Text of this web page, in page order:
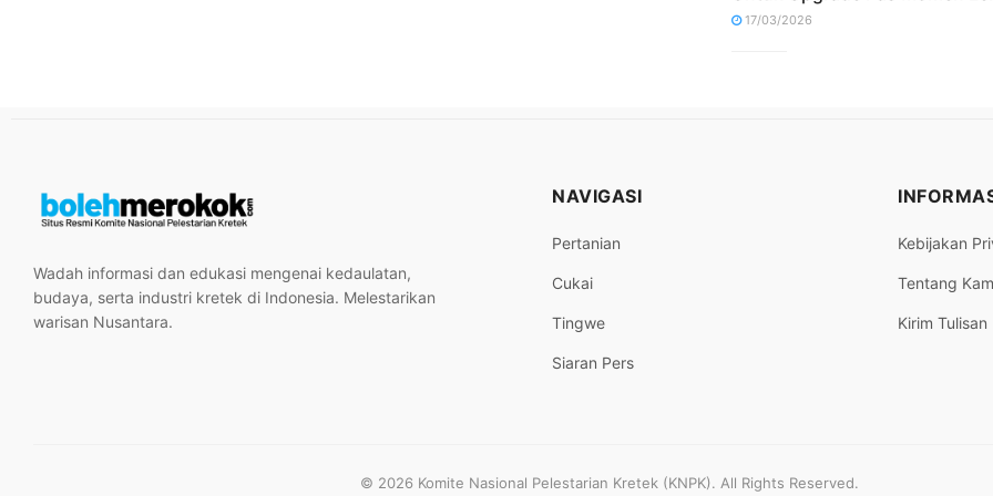
17/03/2026
Wadah informasi dan edukasi mengenai kedaulatan,
budaya, serta industri kretek di Indonesia. Melestarikan
warisan Nusantara.
NAVIGASI
Pertanian
Cukai
Tingwe
Siaran Pers
Kebijakan
Tentang
Kirim Tulisan
© 2026 Komite Nasional Pelestarian Kretek (KNPK). All Rights Reserved.